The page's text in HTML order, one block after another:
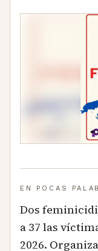
EN POCAS
Dos
a 37 las
2026.